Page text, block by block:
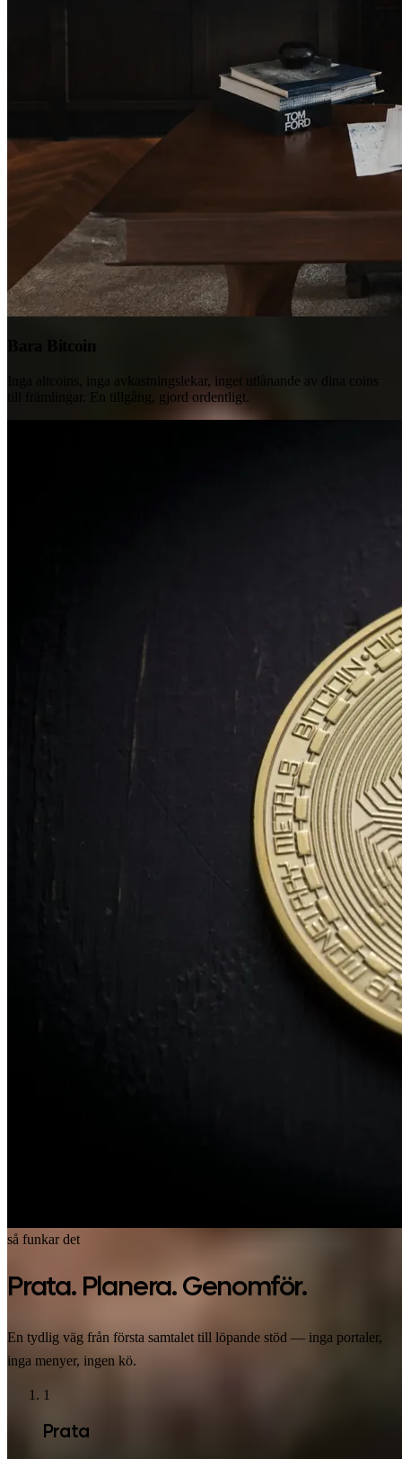
Bara Bitcoin
Inga altcoins, inga avkastningslekar, inget utlånande av dina coins
till främlingar. En tillgång, gjord ordentligt.
så funkar det
Prata. Planera. Genomför.
En tydlig väg från första samtalet till löpande stöd — inga portaler,
inga menyer, ingen kö.
1
Prata